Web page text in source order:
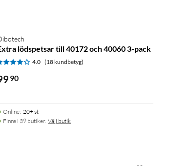
lödspetsar till 40172 och 40060 3-pack
4.0 (18 kundbetyg)
90
Online: 20+ st
Finns i 39 butiker. Välj butik